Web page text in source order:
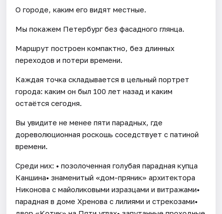
О городе, каким его видят местные.
Мы покажем Петербург без фасадного глянца.
Маршрут построен компактно, без длинных
переходов и потери времени.
Каждая точка складывается в цельный портрет
города: каким он был 100 лет назад и каким
остаётся сегодня.
Вы увидите не менее пяти парадных, где
дореволюционная роскошь соседствует с патиной
времени.
Среди них: • позолоченная голубая парадная купца
Каншина• знаменитый «дом-пряник» архитектора
Никонова с майоликовыми изразцами и витражами•
парадная в доме Хренова с лилиями и стрекозами•